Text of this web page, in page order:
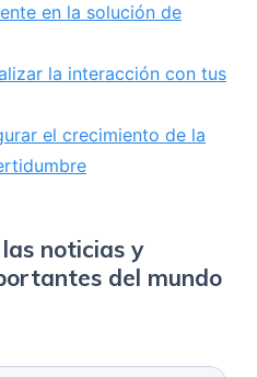
en la solución de
la interacción con tus
el crecimiento de la